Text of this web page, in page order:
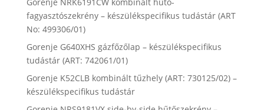
Gorenje NRK6191CW kombinált hűtő-
fagyasztószekrény – készülékspecifikus tudástár (ART
No: 499306/01)
Gorenje G640XHS gázfőzőlap – készülékspecifikus
tudástár (ART: 742061/01)
Gorenje K52CLB kombinált tűzhely (ART: 730125/02) –
készülékspecifikus tudástár